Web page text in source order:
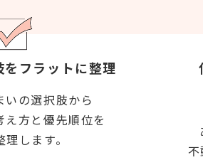
フラットに整理
いの選択肢から
方と優先順位を
します。